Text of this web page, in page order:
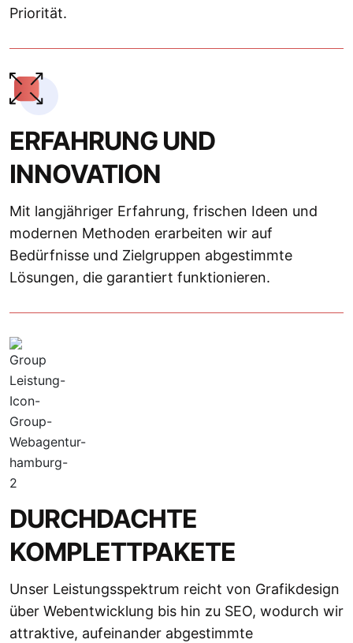
Priorität.
ERFAHRUNG UND
INNOVATION
Mit langjähriger Erfahrung, frischen Ideen und
modernen Methoden erarbeiten wir auf
Bedürfnisse und Zielgruppen abgestimmte
Lösungen, die garantiert funktionieren.
DURCHDACHTE
KOMPLETTPAKETE
Unser Leistungsspektrum reicht von Grafikdesign
über Webentwicklung bis hin zu SEO, wodurch wir
attraktive, aufeinander abgestimmte